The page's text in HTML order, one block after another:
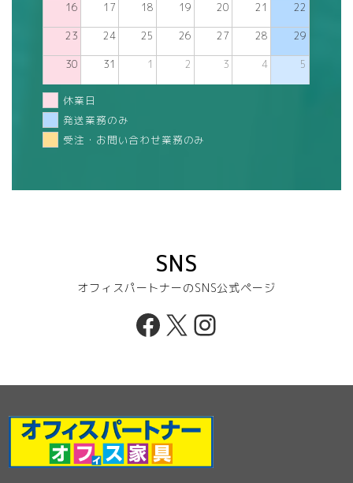
16 17 18 19 20 21 22
23 24 25 26 27 28 29
30 31 1 2 3 4 5
休業日
発送業務のみ
受注・お問い合わせ業務のみ
SNS
オフィスパートナーのSNS公式ページ
Facebook
X Instagram